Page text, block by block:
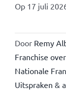
Op 17 juli
Door Remy
Franchise
Nationale
Uitspraken &